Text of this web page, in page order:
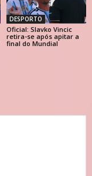
DESPORTO
Oficial: Slavko Vincic
retira-se após apitar a
final do Mundial